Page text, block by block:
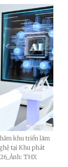
khu triển lãm
tại Khu phát
THX